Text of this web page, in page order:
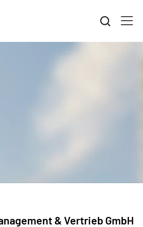
& Vertrieb GmbH